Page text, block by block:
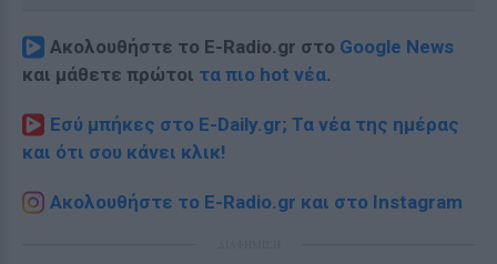
Ακολουθήστε το E-Radio.gr στο Google News
και μάθετε πρώτοι τα πιο hot νέα.
Εσύ μπήκες στο E-Daily.gr; Τα νέα της ημέρας
και ότι σου κάνει κλικ!
Ακολουθήστε το E-Radio.gr και στο Instagram